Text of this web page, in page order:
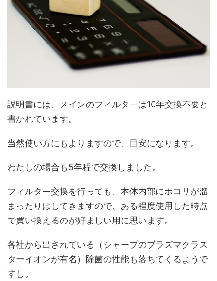
説明書には、メインのフィルターは10年交換不要と
書かれています。
当然使い方にもよりますので、目安になります。
わたしの場合も5年程で交換しました。
フィルター交換を行っても、本体内部にホコリが溜
まったりはしてきますので、ある程度使用した時点
で買い換えるのが好ましい用に思います。
各社から出されている（シャープのプラズマクラス
ターイオンが有名）除菌の性能も落ちてくるようで
すし。